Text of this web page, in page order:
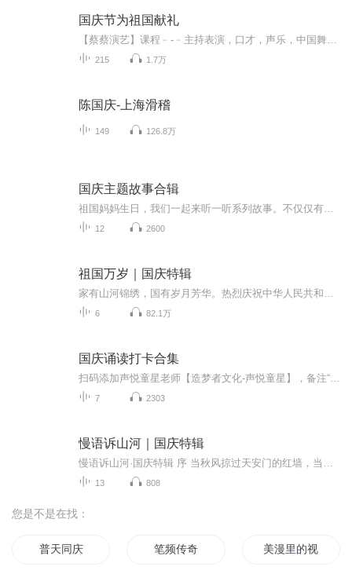
国庆节为祖国献礼
215 1.7万
陈国庆-上海滑稽
149 126.8万
国庆主题故事合辑
12 2600
祖国万岁｜国庆特辑
6 82.1万
国庆诵读打卡合集
7 2303
慢语诉山河｜国庆特辑
13 808
您是不是在找：
普天同庆 笔频传奇 美漫里的视频博主